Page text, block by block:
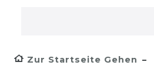
Zur Startseite Gehen